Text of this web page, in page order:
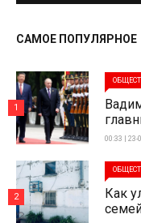
САМОЕ ПОПУЛЯРНОЕ
00:33 | 23-
1
Как
2